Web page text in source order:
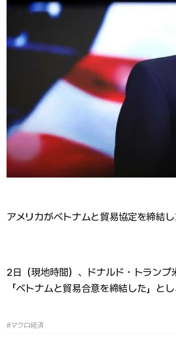
アメリカがベトナムと貿易協定を締結
2日（現地時間）、ドナルド・トラン
「ベトナムと貿易合意を締結した」と
#マクロ経済